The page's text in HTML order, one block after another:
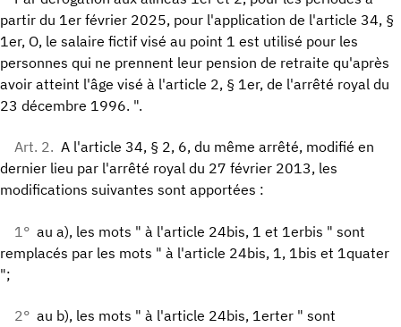
partir du 1er février 2025, pour l'application de l'article 34, §
1er, O, le salaire fictif visé au point 1 est utilisé pour les
personnes qui ne prennent leur pension de retraite qu'après
avoir atteint l'âge visé à l'article 2, § 1er, de l'arrêté royal du
23 décembre 1996. ".
Art. 2. A l'article 34, § 2, 6, du même arrêté, modifié en
dernier lieu par l'arrêté royal du 27 février 2013, les
modifications suivantes sont apportées :
1° au a), les mots " à l'article 24bis, 1 et 1erbis " sont
remplacés par les mots " à l'article 24bis, 1, 1bis et 1quater
";
2° au b), les mots " à l'article 24bis, 1erter " sont